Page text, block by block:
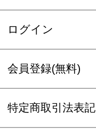
ログイン
会員登録(無料)
特定商取引法表記